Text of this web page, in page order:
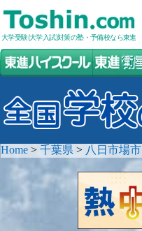
大学受験(大学入試)対策の塾・予備校なら東進
Home > 千葉県 > 八日市場市